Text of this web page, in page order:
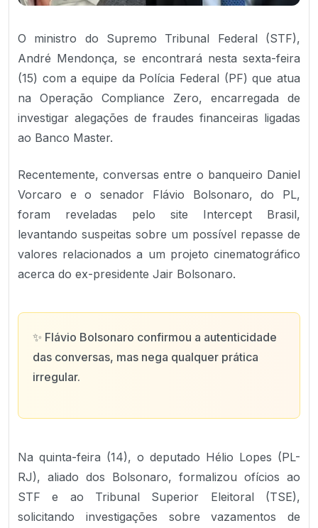
O ministro do Supremo Tribunal Federal (STF),
André Mendonça, se encontrará nesta sexta-feira
(15) com a equipe da Polícia Federal (PF) que atua
na Operação Compliance Zero, encarregada de
investigar alegações de fraudes financeiras ligadas
ao Banco Master.
Recentemente, conversas entre o banqueiro Daniel
Vorcaro e o senador Flávio Bolsonaro, do PL,
foram reveladas pelo site Intercept Brasil,
levantando suspeitas sobre um possível repasse de
valores relacionados a um projeto cinematográfico
acerca do ex-presidente Jair Bolsonaro.
✨ Flávio Bolsonaro confirmou a autenticidade
das conversas, mas nega qualquer prática
irregular.
Na quinta-feira (14), o deputado Hélio Lopes (PL-
RJ), aliado dos Bolsonaro, formalizou ofícios ao
STF e ao Tribunal Superior Eleitoral (TSE),
solicitando investigações sobre vazamentos de